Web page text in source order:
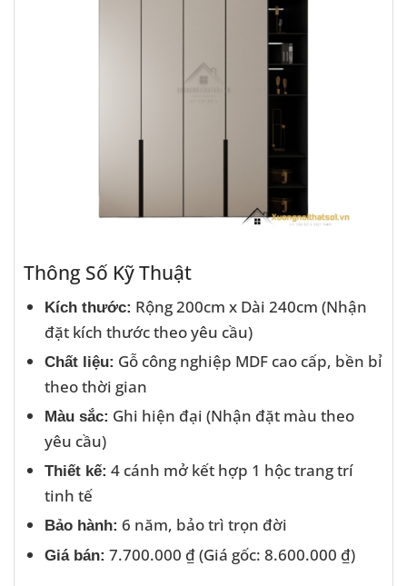
Thông Số Kỹ Thuật
Kích thước: Rộng 200cm x Dài 240cm (Nhận
đặt kích thước theo yêu cầu)
Chất liệu: Gỗ công nghiệp MDF cao cấp, bền bỉ
theo thời gian
Màu sắc: Ghi hiện đại (Nhận đặt màu theo
yêu cầu)
Thiết kế: 4 cánh mở kết hợp 1 hộc trang trí
tinh tế
Bảo hành: 6 năm, bảo trì trọn đời
Giá bán: 7.700.000 ₫ (Giá gốc: 8.600.000 ₫)